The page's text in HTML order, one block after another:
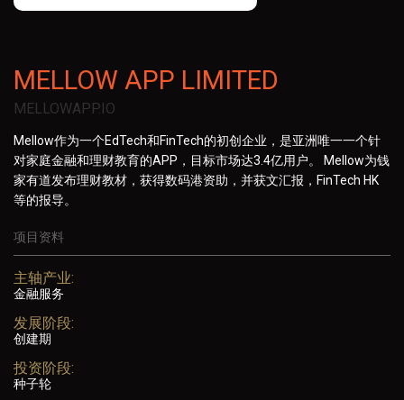
MELLOW APP LIMITED
MELLOWAPP.IO
Mellow作为一个EdTech和FinTech的初创企业，是亚洲唯一一个针
对家庭金融和理财教育的APP，目标市场达3.4亿用户。 Mellow为钱
家有道发布理财教材，获得数码港资助，并获文汇报，FinTech HK
等的报导。
项目资料
主轴产业:
金融服务
发展阶段:
创建期
投资阶段:
种子轮